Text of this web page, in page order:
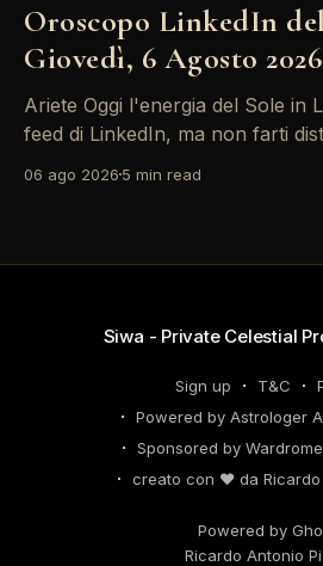
Oroscopo LinkedIn
Giovedì, 6 Agosto 2026
Ariete Oggi l'energia del Sole in Leone illumina il tuo
feed di LinkedIn, ma non farti
tuoi desideri professionali! Giove
06 ago 2026 5 min read
Siwa - Private Celestial
Sign up T&C
Powered by Astrologer
Sponsored by
creato con ❤️ da Ricardo
Powered by
Ricardo Antonio